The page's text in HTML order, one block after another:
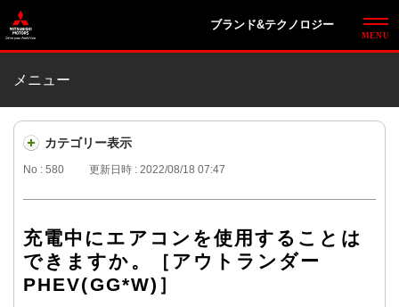
ブランド&テクノロジー
メニュー
カテゴリー表示
No : 580 更新日時 : 2022/08/18 07:47
充電中にエアコンを使用することは
できますか。［アウトランダー
PHEV(GG*W)］